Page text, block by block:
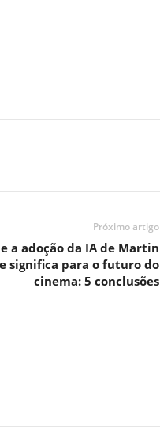
Próximo artigo
a adoção da IA ​​de Martin
significa para o futuro do
cinema: 5 conclusões